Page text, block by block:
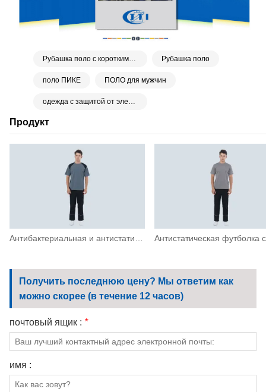
Продукт
Рубашка поло с короткими рукавами Рубашка поло
поло ПИКЕ ПОЛО для мужчин
одежда с защитой от электростатического разряда
Получить последнюю цену? Мы ответим как
можно скорее (в течение 12 часов)
почтовый ящик : *
имя :